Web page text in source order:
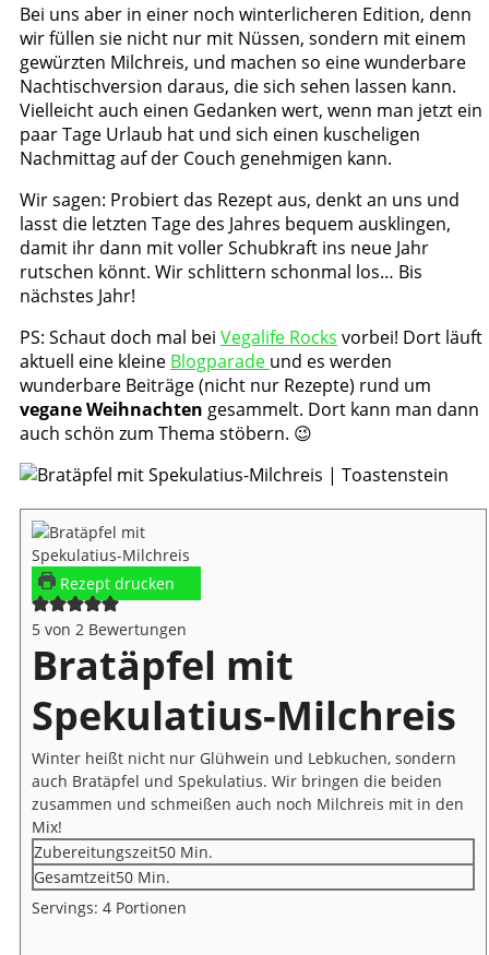
Bei uns aber in einer noch winterlicheren Edition, denn
wir füllen sie nicht nur mit Nüssen, sondern mit einem
gewürzten Milchreis, und machen so eine wunderbare
Nachtischversion daraus, die sich sehen lassen kann.
Vielleicht auch einen Gedanken wert, wenn man jetzt ein
paar Tage Urlaub hat und sich einen kuscheligen
Nachmittag auf der Couch genehmigen kann.
Wir sagen: Probiert das Rezept aus, denkt an uns und
lasst die letzten Tage des Jahres bequem ausklingen,
damit ihr dann mit voller Schubkraft ins neue Jahr
rutschen könnt. Wir schlittern schonmal los… Bis
nächstes Jahr!
PS: Schaut doch mal bei Vegalife Rocks vorbei! Dort läuft
aktuell eine kleine Blogparade und es werden
wunderbare Beiträge (nicht nur Rezepte) rund um
vegane Weihnachten gesammelt. Dort kann man dann
auch schön zum Thema stöbern. 😉
Rezept drucken
5 von 2 Bewertungen
Bratäpfel mit
Spekulatius-Milchreis
Winter heißt nicht nur Glühwein und Lebkuchen, sondern
auch Bratäpfel und Spekulatius. Wir bringen die beiden
zusammen und schmeißen auch noch Milchreis mit in den
Mix!
Zubereitungszeit50Minuten
Min.
Gesamtzeit50Minuten
Min.
Servings: 4 Portionen